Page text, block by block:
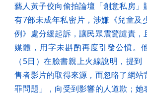
藝人黃子佼向偷拍論壇「創意私房」
有7部未成年私密片，涉嫌《兒童及
例》處分緩起訴，讓民眾震驚譴責，
媒體，用字未斟酌再度引發公憤。
（5日）在臉書親上火線說明，提到
售者影片的取得來源，而忽略了網站
罪問題」，向受到影響的人道歉；她